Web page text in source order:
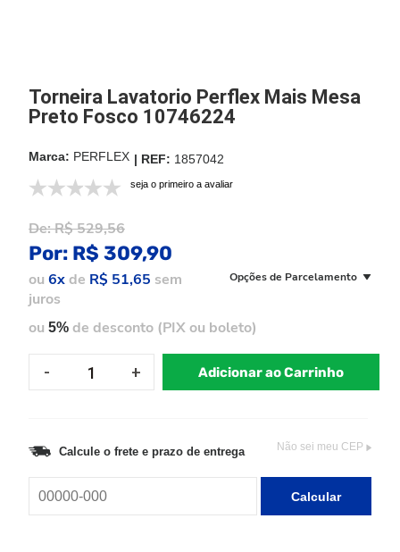
Torneira Lavatorio Perflex Mais Mesa
Preto Fosco 10746224
PERFLEX 1857042
seja o primeiro a avaliar
De:R$ 529,56
Por: R$ 309,90
ou 6xde R$ 51,65 sem
juros
Opções de Parcelamento
ou 5% de desconto (PIX ou boleto)
Adicionar ao Carrinho
Calcule o frete e prazo de entrega Não sei meu CEP
Calcular